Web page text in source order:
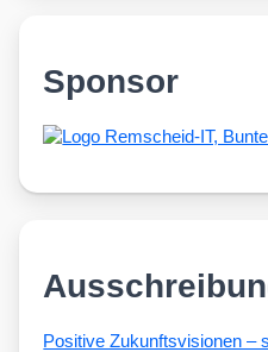
Sponsor
Posi­ti­ve Zukunfts­vi­sio­nen –